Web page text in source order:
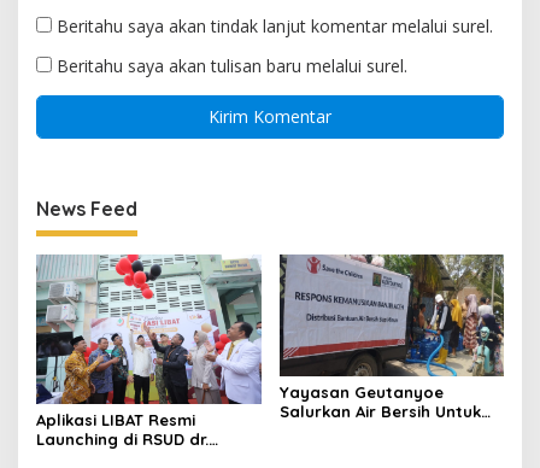
Beritahu saya akan tindak lanjut komentar melalui surel.
Beritahu saya akan tulisan baru melalui surel.
News Feed
Aplikasi LIBAT Resmi
Launching di RSUD dr.
Yayasan Geutanyoe
Salurkan Air Bersih Untuk